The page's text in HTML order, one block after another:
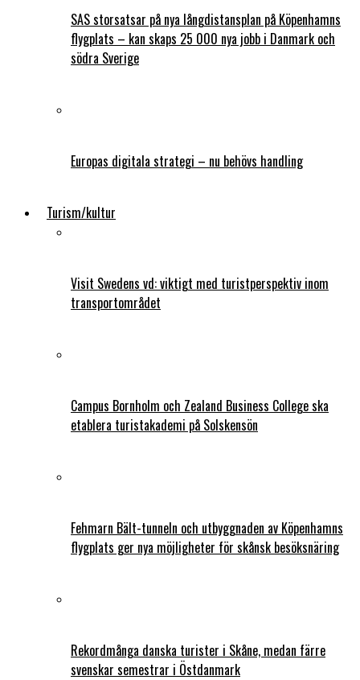
SAS storsatsar på nya långdistansplan på Köpenhamns
flygplats – kan skaps 25 000 nya jobb i Danmark och
södra Sverige
Europas digitala strategi – nu behövs handling
Turism/kultur
Visit Swedens vd: viktigt med turistperspektiv inom
transportområdet
Campus Bornholm och Zealand Business College ska
etablera turistakademi på Solskensön
Fehmarn Bält-tunneln och utbyggnaden av Köpenhamns
flygplats ger nya möjligheter för skånsk besöksnäring
Rekordmånga danska turister i Skåne, medan färre
svenskar semestrar i Östdanmark